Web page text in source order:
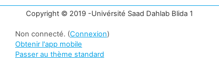
Copyright © 2019 -Univérsité Saad Dahlab Blida 1
Non connecté. (Connexion)
Obtenir l'app mobile
Passer au thème standard